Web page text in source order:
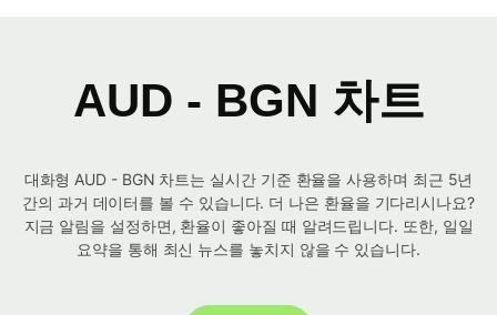
AUD - BGN 차트
대화형 AUD - BGN 차트는 실시간 기준 환율을 사용하며 최근 5년
간의 과거 데이터를 볼 수 있습니다. 더 나은 환율을 기다리시나요?
지금 알림을 설정하면, 환율이 좋아질 때 알려드립니다. 또한, 일일
요약을 통해 최신 뉴스를 놓치지 않을 수 있습니다.